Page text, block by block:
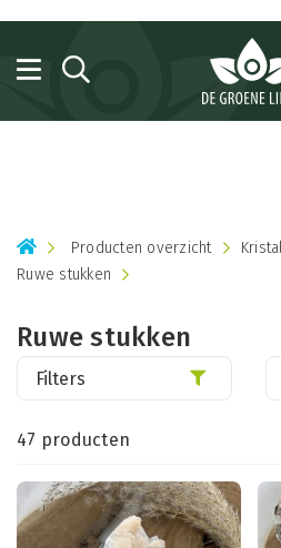
Bestel heerlijke zomerse
20%!
Producten overzicht
Ruwe stukken
Ruwe stukken
47 producten
Filters